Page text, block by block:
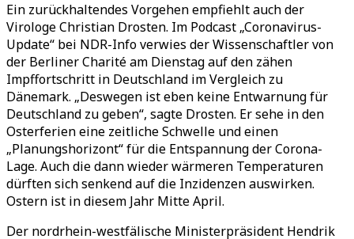
Ein zurückhaltendes Vorgehen empfiehlt auch der
Virologe Christian Drosten. Im Podcast „Coronavirus-
Update“ bei NDR-Info verwies der Wissenschaftler von
der Berliner Charité am Dienstag auf den zähen
Impffortschritt in Deutschland im Vergleich zu
Dänemark. „Deswegen ist eben keine Entwarnung für
Deutschland zu geben“, sagte Drosten. Er sehe in den
Osterferien eine zeitliche Schwelle und einen
„Planungshorizont“ für die Entspannung der Corona-
Lage. Auch die dann wieder wärmeren Temperaturen
dürften sich senkend auf die Inzidenzen auswirken.
Ostern ist in diesem Jahr Mitte April.
Der nordrhein-westfälische Ministerpräsident Hendrik